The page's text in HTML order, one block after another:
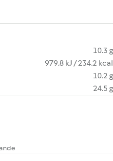
10.3 g
979.8 kJ / 234.2 kcal
10.2 g
24.5 g